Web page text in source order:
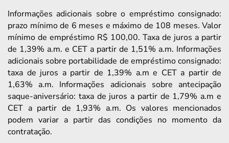
Informações adicionais sobre o empréstimo consignado:
prazo mínimo de 6 meses e máximo de 108 meses. Valor
mínimo de empréstimo R$ 100,00. Taxa de juros a partir
de 1,39% a.m. e CET a partir de 1,51% a.m. Informações
adicionais sobre portabilidade de empréstimo consignado:
taxa de juros a partir de 1,39% a.m e CET a partir de
1,63% a.m. Informações adicionais sobre antecipação
saque-aniversário: taxa de juros a partir de 1,79% a.m e
CET a partir de 1,93% a.m. Os valores mencionados
podem variar a partir das condições no momento da
contratação.